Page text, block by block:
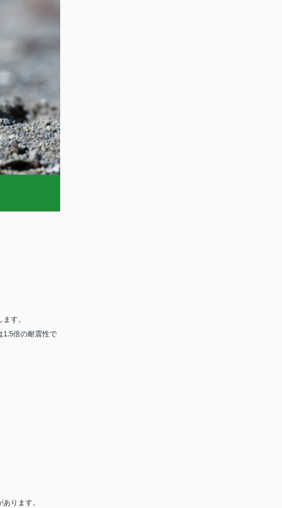
す。
1.5倍の耐震性で
ります。